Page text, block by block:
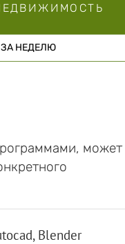
НЕДЕЛЮ
может
Blender